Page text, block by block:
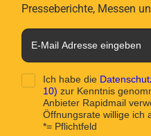
Presseberichte, Messen
Ich habe die
10) zur Kenntnis
Anbieter Rapidmail
Öffnungsrate willige ich
*= Pflichtfeld